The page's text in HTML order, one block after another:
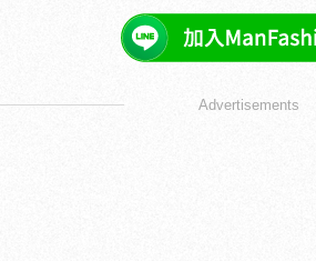
Advertisements